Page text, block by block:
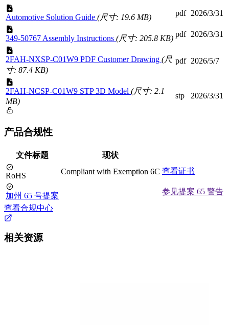
Automotive Solution Guide (尺寸: 19.6 MB) pdf 2026/3/31
349-50767 Assembly Instructions (尺寸: 205.8 KB) pdf 2026/3/31
2FAH-NXSP-C01W9 PDF Customer Drawing (尺
寸: 87.4 KB)
pdf 2026/5/7
2FAH-NCSP-C01W9 STP 3D Model (尺寸: 2.1
MB)
stp 2026/3/31
产品合规性
文件标题 现状
RoHS Compliant with Exemption 6C 查看证书
加州 65 号提案
参见提案 65 警告
查看合规中心
相关资源